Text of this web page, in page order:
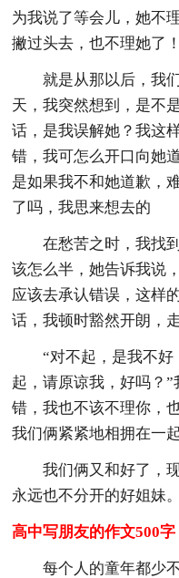
为我说了等会儿，她不
撇过头去，也不理她了
就是从那以后，我
天，我突然想到，是不
话，是我误解她？我这
错，我可怎么开口向她
是如果我不和她道歉，
了吗，我思来想去的
在愁苦之时，我找
该怎么半，她告诉我说
应该去承认错误，这样
话，我顿时豁然开朗，
“对不起，是我不
起，请原谅我，好吗？
错，我也不该不理你，
我们俩紧紧地相拥在一起
我们俩又和好了，
永远也不分开的好姐妹。
高中写朋友的作文500字
每个人的童年都少